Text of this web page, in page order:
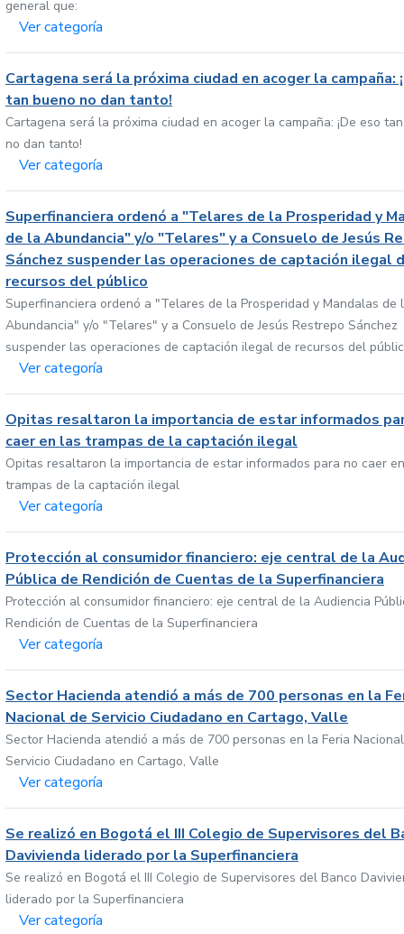
general que:
Ver categoría
Cartagena será la próxima ciudad en acoger la campaña:
tan bueno no dan tanto!
Cartagena será la próxima ciudad en acoger la campaña: ¡De eso
no dan tanto!
Ver categoría
Superfinanciera ordenó a "Telares de la Prosperidad y
de la Abundancia" y/o "Telares" y a Consuelo de Jesús
Sánchez suspender las operaciones de captación ilegal
recursos del público
Superfinanciera ordenó a "Telares de la Prosperidad y Mandalas de
Abundancia" y/o "Telares" y a Consuelo de Jesús Restrepo Sánchez
suspender las operaciones de captación ilegal de recursos del
Ver categoría
Opitas resaltaron la importancia de estar informados
caer en las trampas de la captación ilegal
Opitas resaltaron la importancia de estar informados para no caer
trampas de la captación ilegal
Ver categoría
Protección al consumidor financiero: eje central de la
Pública de Rendición de Cuentas de la Superfinanciera
Protección al consumidor financiero: eje central de la Audiencia
Rendición de Cuentas de la Superfinanciera
Ver categoría
Sector Hacienda atendió a más de 700 personas en la
Nacional de Servicio Ciudadano en Cartago, Valle
Sector Hacienda atendió a más de 700 personas en la Feria
Servicio Ciudadano en Cartago, Valle
Ver categoría
Se realizó en Bogotá el III Colegio de Supervisores del
Davivienda liderado por la Superfinanciera
Se realizó en Bogotá el III Colegio de Supervisores del Banco
liderado por la Superfinanciera
Ver categoría